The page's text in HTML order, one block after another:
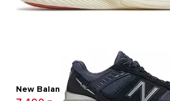
New Balance Fuel Cell RC Elite V 2